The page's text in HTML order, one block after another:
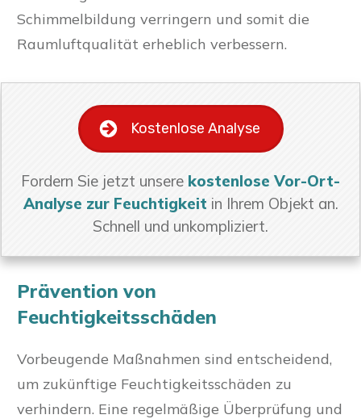
Schimmelbildung verringern und somit die
Raumluftqualität erheblich verbessern.
Kostenlose Analyse
Fordern Sie jetzt unsere kostenlose Vor-Ort-
Analyse zur Feuchtigkeit in Ihrem Objekt an.
Schnell und unkompliziert.
Prävention von
Feuchtigkeitsschäden
Vorbeugende Maßnahmen sind entscheidend,
um zukünftige Feuchtigkeitsschäden zu
verhindern. Eine regelmäßige Überprüfung und